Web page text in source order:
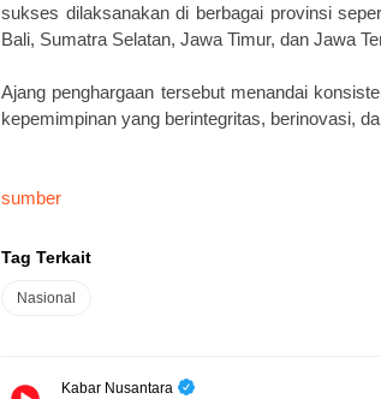
sukses dilaksanakan di berbagai provinsi
Bali, Sumatra Selatan, Jawa Timur, dan Jawa
Ajang penghargaan tersebut menandai
kepemimpinan yang berintegritas, berinovasi,
sumber
Tag Terkait
Nasional
Kabar Nusantara